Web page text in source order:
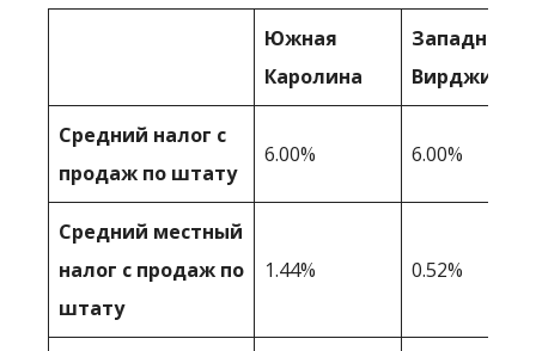
Южная
Каролина
Западная
Вирджиния
Средний налог с
продаж по штату
6.00% 6.00%
Средний местный
налог с продаж по
штату
1.44% 0.52%